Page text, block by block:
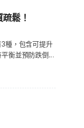
們都應該要把時
慌張，像是可以
營養素。因為
3脂肪酸
肌酸可以幫助肌
立自己，而是要
義工活動，這都
吃omega−3脂肪
嘗試生酮飲食或
部的運動和訓練
式。但是，也要
會阻礙記憶和神
或到郊外踏踏
並幫助骨骼生
盛頓大學
博士
將運動
、滑步機、跳
骨頭健康前，
鬆！
種，包含可提升
衡並預防跌倒的
自己的運動，且
緩病發症狀喔！
是低衝擊運動
促進血液循環。
加運動強度和拉